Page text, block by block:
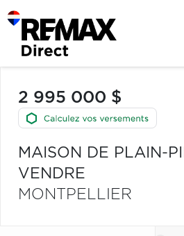
2 995 000 $
MAISON DE PLAIN-
VENDRE
MONTPELLIER